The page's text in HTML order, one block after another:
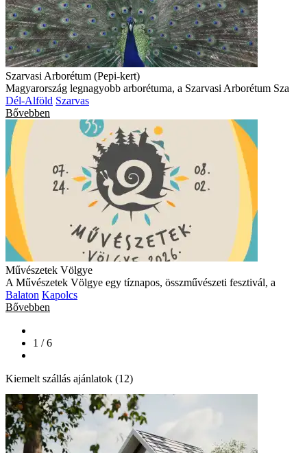
Szarvasi Arborétum (Pepi-kert)
Magyarország legnagyobb arborétuma, a Szarvasi Arborétum Sza
Dél-Alföld Szarvas
Bővebben
Művészetek Völgye
A Művészetek Völgye egy tíznapos, összművészeti fesztivál, a
Balaton Kapolcs
Bővebben
1 / 6
Kiemelt szállás ajánlatok (12)